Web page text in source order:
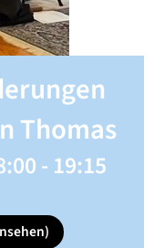
Thomas
- 19:15